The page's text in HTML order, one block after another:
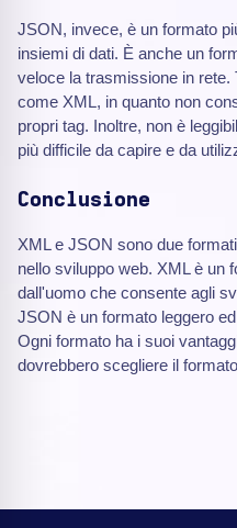
JSON, invece, è un formato
insiemi di dati. È anche un
veloce la trasmissione in
come XML, in quanto non
propri tag. Inoltre, non è
più difficile da capire e da
Conclusione
XML e JSON sono due
nello sviluppo web. XML è un
dall'uomo che consente agli
JSON è un formato leggero
Ogni formato ha i suoi
dovrebbero scegliere il